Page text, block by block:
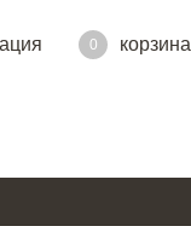
0 корзина